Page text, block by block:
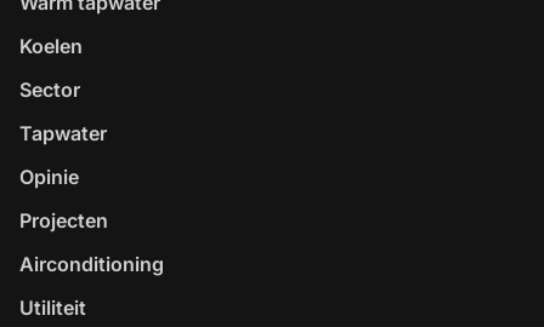
Koelen
Sector
Tapwater
Opinie
Projecten
Airconditioning
Utiliteit